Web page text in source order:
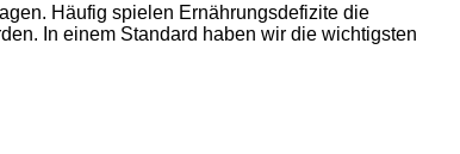
Häufig spielen Ernährungsdefizite die
In einem Standard haben wir die wichtigsten